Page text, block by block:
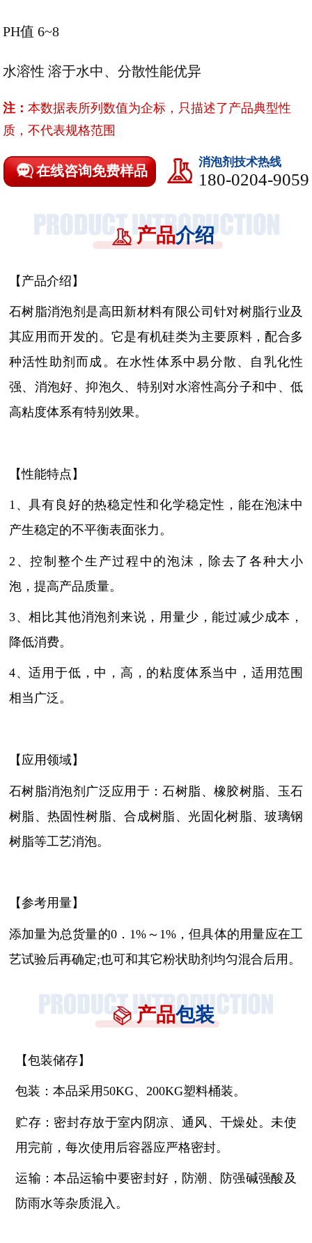
PH值 6~8
水溶性 溶于水中、分散性能优异
注：本数据表所列数值为企标，只描述了产品典型性
质，不代表规格范围
在线咨询免费样品
消泡剂技术热线
180-0204-9059
产品介绍
【产品介绍】
石树脂消泡剂是高田新材料有限公司针对树脂行业及
其应用而开发的。它是有机硅类为主要原料，配合多
种活性助剂而成。在水性体系中易分散、自乳化性
强、消泡好、抑泡久、特别对水溶性高分子和中、低
高粘度体系有特别效果。
【性能特点】
1、具有良好的热稳定性和化学稳定性，能在泡沫中
产生稳定的不平衡表面张力。
2、控制整个生产过程中的泡沫，除去了各种大小
泡，提高产品质量。
3、相比其他消泡剂来说，用量少，能过减少成本，
降低消费。
4、适用于低，中，高，的粘度体系当中，适用范围
相当广泛。
【应用领域】
石树脂消泡剂广泛应用于：石树脂、橡胶树脂、玉石
树脂、热固性树脂、合成树脂、光固化树脂、玻璃钢
树脂等工艺消泡。
【参考用量】
添加量为总货量的0．1%～1%，但具体的用量应在工
艺试验后再确定;也可和其它粉状助剂均匀混合后用。
产品包装
【包装储存】
包装：本品采用 50KG、200KG塑料桶装。
贮存：密封存放于室内阴凉、通风、干燥处。未使
用完前，每次使用后容器应严格密封。
运输：本品运输中要密封好，防潮、防强碱强酸及
防雨水等杂质混入。